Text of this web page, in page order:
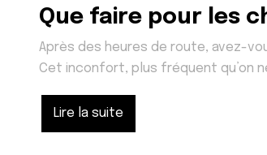
Que faire pour les
Après des heures de route, avez-
Cet inconfort, plus fréquent qu’on
Lire la suite